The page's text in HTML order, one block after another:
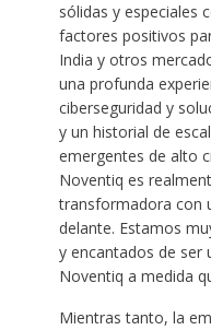
sólidas y especiales
factores positivos
India y otros
una profunda
ciberseguridad y
y un historial de
emergentes de alto
Noventiq es
transformadora con
delante. Estamos
y encantados de ser
Noventiq a medida
Mientras tanto, la